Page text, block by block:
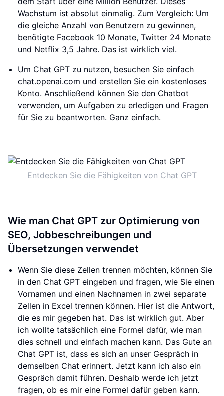
Wachstum ist absolut einmalig. Zum Vergleich: Um
die gleiche Anzahl von Benutzern zu gewinnen,
benötigte Facebook 10 Monate, Twitter 24 Monate
und Netflix 3,5 Jahre. Das ist wirklich viel.
Um Chat GPT zu nutzen, besuchen Sie einfach
chat.openai.com und erstellen Sie ein kostenloses
Konto. Anschließend können Sie den Chatbot
verwenden, um Aufgaben zu erledigen und Fragen
für Sie zu beantworten. Ganz einfach.
Entdecken Sie die Fähigkeiten von Chat GPT
Wie man Chat GPT zur Optimierung von
SEO, Jobbeschreibungen und
Übersetzungen verwendet
Wenn Sie diese Zellen trennen möchten, können Sie
in den Chat GPT eingeben und fragen, wie Sie einen
Vornamen und einen Nachnamen in zwei separate
Zellen in Excel trennen können. Hier ist die Antwort,
die es mir gegeben hat. Das ist wirklich gut. Aber
ich wollte tatsächlich eine Formel dafür, wie man
dies schnell und einfach machen kann. Das Gute an
Chat GPT ist, dass es sich an unser Gespräch in
demselben Chat erinnert. Jetzt kann ich also ein
Gespräch damit führen. Deshalb werde ich jetzt
fragen, ob es mir eine Formel dafür geben kann.